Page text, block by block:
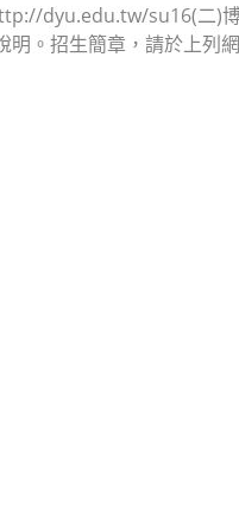
dyu.edu.tw/su16(二
。招生簡章，請於上列